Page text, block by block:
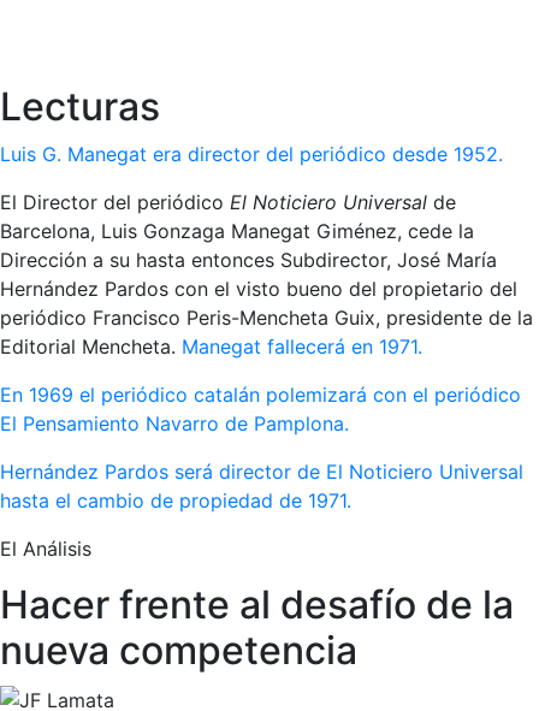
Lecturas
Luis G. Manegat era director del periódico desde 1952.
El Director del periódico El Noticiero Universal de
Barcelona, Luis Gonzaga Manegat Giménez, cede la
Dirección a su hasta entonces Subdirector, José María
Hernández Pardos con el visto bueno del propietario del
periódico Francisco Peris-Mencheta Guix, presidente de la
Editorial Mencheta. Manegat fallecerá en 1971.
En 1969 el periódico catalán polemizará con el periódico
El Pensamiento Navarro de Pamplona.
Hernández Pardos será director de El Noticiero Universal
hasta el cambio de propiedad de 1971.
El Análisis
Hacer frente al desafío de la
nueva competencia